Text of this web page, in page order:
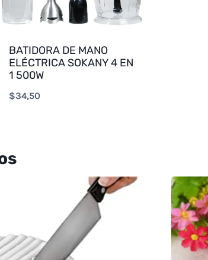
BATIDORA DE MANO
ELÉCTRICA SOKANY 4 EN
1 500W
$34,50